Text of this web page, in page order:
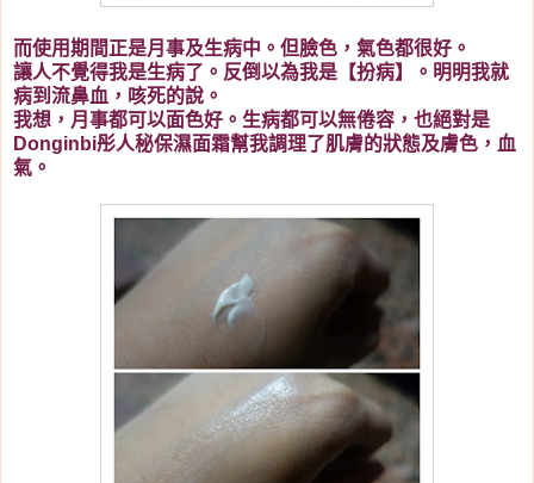
而使用期間正是月事及生病中。但臉色，氣色都很好。
讓人不覺得我是生病了。反倒以為我是【扮病】。明明我就
病到流鼻血，咳死的說。
我想，月事都可以面色好。生病都可以無倦容，也絕對是
Donginbi彤人秘保濕面霜幫我調理了肌膚的狀態及膚色，血
氣。